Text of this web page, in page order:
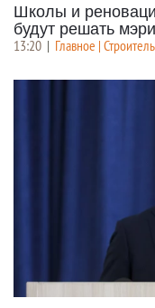
Школы и
будут решать
13:20 | Главное |